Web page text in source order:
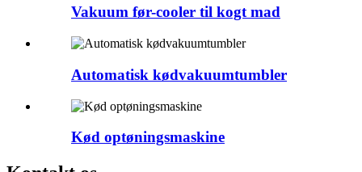
Vakuum før-cooler til kogt mad
Automatisk kødvakuumtumbler
Kød optøningsmaskine